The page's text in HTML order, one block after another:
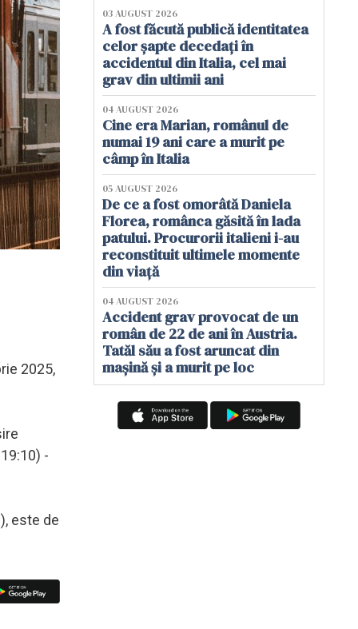
2025,
-
este de
03 AUGUST 2026
A fost făcută publică identitatea
celor șapte decedați în
accidentul din Italia, cel mai
grav din ultimii ani
04 AUGUST 2026
Cine era Marian, românul de
numai 19 ani care a murit pe
câmp în Italia
05 AUGUST 2026
De ce a fost omorâtă Daniela
Florea, românca găsită în lada
patului. Procurorii italieni i-au
reconstituit ultimele momente
din viață
04 AUGUST 2026
Accident grav provocat de un
român de 22 de ani în Austria.
Tatăl său a fost aruncat din
mașină și a murit pe loc